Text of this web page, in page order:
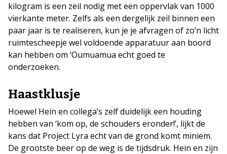
kilogram is een zeil nodig met een oppervlak van 1000
vierkante meter. Zelfs als een dergelijk zeil binnen een
paar jaar is te realiseren, kun je je afvragen of zo’n licht
ruimtescheepje wel voldoende apparatuur aan boord
kan hebben om ‘Oumuamua echt goed te
onderzoeken.
Haastklusje
Hoewel Hein en collega’s zelf duidelijk een houding
hebben van ‘kom op, de schouders eronder!’, lijkt de
kans dat Project Lyra echt van de grond komt miniem.
De grootste beer op de weg is de tijdsdruk. Hein en zijn